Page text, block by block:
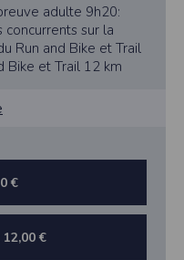
adulte 9h20:
sur la
Run and Bike et Trail
Bike et Trail 12 km
€
12,00 €